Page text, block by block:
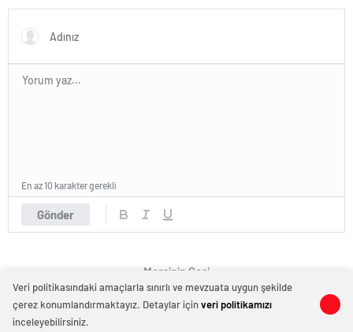
0 0
Gönder
En az 10 karakter gerekli
Mersinin Sesi
Veri politikasındaki amaçlarla sınırlı ve mevzuata uygun şekilde
çerez konumlandırmaktayız. Detaylar içinveri politikamızı
inceleyebilirsiniz.